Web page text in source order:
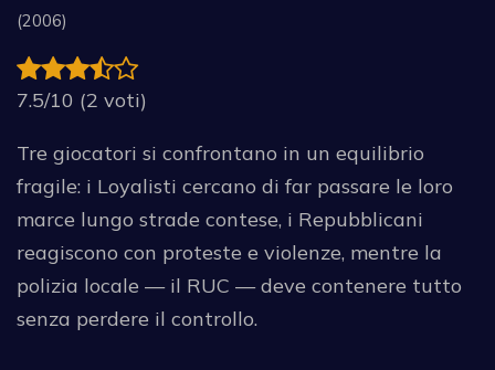
(2006)
7.5/10 (2 voti)
Tre giocatori si confrontano in un equilibrio
fragile: i Loyalisti cercano di far passare le loro
marce lungo strade contese, i Repubblicani
reagiscono con proteste e violenze, mentre la
polizia locale — il RUC — deve contenere tutto
senza perdere il controllo.